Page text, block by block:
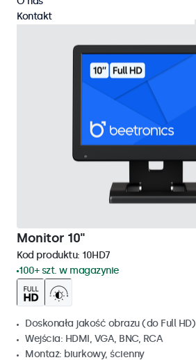
Monitor 10"
Kod produktu: 10HD7
100+ szt. w magazynie
Doskonała jakość obrazu (do Full HD)
Wejścia: HDMI, VGA, BNC, RCA
Montaż: biurkowy, ścienny
Kontakt